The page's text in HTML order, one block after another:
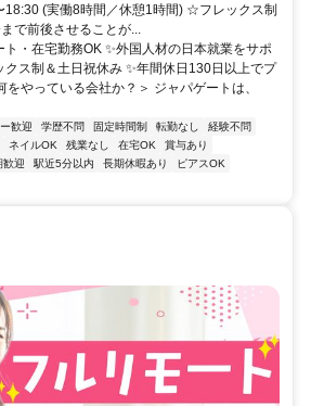
18:30 (実働8時間／休憩1時間) ☆フレックス制
で前後させることが...
ト・在宅勤務OK ✨外国人材の日本就業をサポ
クス制＆土日祝休み ✨年間休日130日以上でプ
をやっている会社か？＞ ジャパゲートは、
歓迎 学歴不問 固定時間制 転勤なし
経験不問
ネイルOK 残業なし 在宅OK
賞与あり
歓迎 駅近5分以内 長期休暇あり
ピアスOK